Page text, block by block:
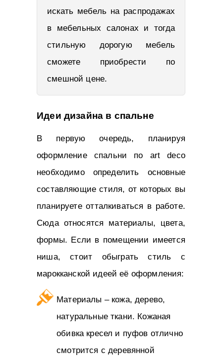
искать мебель на распродажах
в мебельных салонах и тогда
стильную дорогую мебель
сможете приобрести по
смешной цене.
Идеи дизайна в спальне
В первую очередь, планируя
оформление спальни по art deco
необходимо определить основные
составляющие стиля, от которых вы
планируете отталкиваться в работе.
Сюда относятся материалы, цвета,
формы. Если в помещении имеется
ниша, стоит обыграть стиль с
марокканской идеей её оформления:
Материалы – кожа, дерево,
натуральные ткани. Кожаная
обивка кресел и пуфов отлично
смотрится с деревянной